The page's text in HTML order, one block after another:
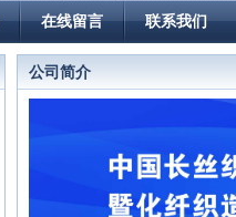
在线留言 联系我们
公司简介